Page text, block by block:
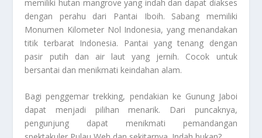
memiliki hutan mangrove yang indah dan dapat diakses
dengan perahu dari Pantai Iboih. Sabang memiliki
Monumen Kilometer Nol Indonesia, yang menandakan
titik terbarat Indonesia. Pantai yang tenang dengan
pasir putih dan air laut yang jernih. Cocok untuk
bersantai dan menikmati keindahan alam.
Bagi penggemar trekking, pendakian ke Gunung Jaboi
dapat menjadi pilihan menarik. Dari puncaknya,
pengunjung dapat menikmati pemandangan